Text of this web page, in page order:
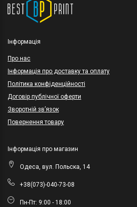
Інформація
Про нас
Інформація про доставку та оплату
Політика конфіденційності
Договір публічної оферти
Зворотній зв’язок
Повернення товару
Інформація про магазин
Одеса, вул. Польска, 14
+38(073)-040-73-08
Пн-Пт: 9:00 - 18:00